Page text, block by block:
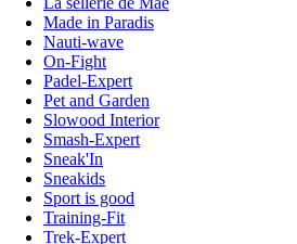
Made in Paradis
Nauti-wave
On-Fight
Padel-Expert
Pet and Garden
Slowood Interior
Smash-Expert
Sneak'In
Sneakids
Sport is good
Training-Fit
Trek-Expert